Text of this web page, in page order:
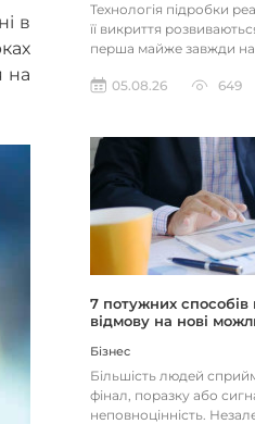
в
на
Технологія підробки
її викриття
перша майже завжди
05.08.26
649
7 потужних способів
відмову на нові
Бізнес
Більшість людей
фінал, поразку або
неповноцінність.